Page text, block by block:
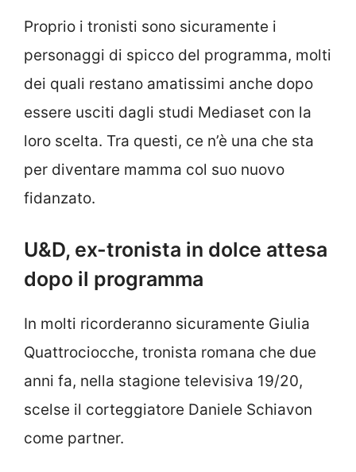
Proprio i tronisti sono sicuramente i
personaggi di spicco del programma, molti
dei quali restano amatissimi anche dopo
essere usciti dagli studi Mediaset con la
loro scelta. Tra questi, ce n’è una che sta
per diventare mamma col suo nuovo
fidanzato.
U&D, ex-tronista in dolce attesa
dopo il programma
In molti ricorderanno sicuramente Giulia
Quattrociocche, tronista romana che due
anni fa, nella stagione televisiva 19/20,
scelse il corteggiatore Daniele Schiavon
come partner.